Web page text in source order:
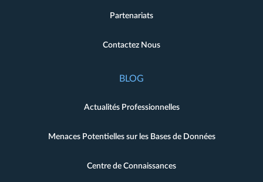
Partenariats
Contactez Nous
BLOG
Actualités Professionnelles
Menaces Potentielles sur les Bases de Données
Centre de Connaissances